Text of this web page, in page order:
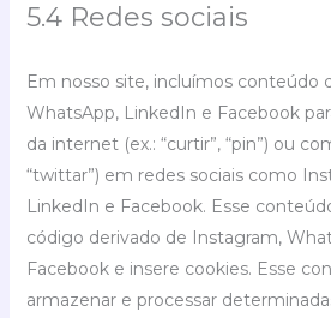
5.4 Redes sociais
Em nosso site, incluímos conteúdo
WhatsApp, LinkedIn e Facebook
da internet (ex.: “curtir”, “pin”) ou
“twittar”) em redes sociais como
LinkedIn e Facebook. Esse
código derivado de Instagram,
Facebook e insere cookies. Esse
armazenar e processar